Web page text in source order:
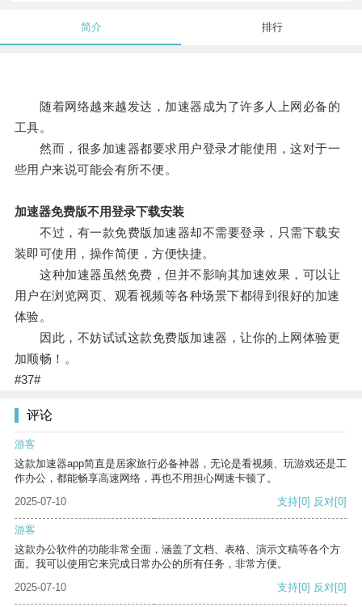
简介 排行
随着网络越来越发达，加速器成为了许多人上网必备的
工具。
然而，很多加速器都要求用户登录才能使用，这对于一
些用户来说可能会有所不便。
加速器免费版不用登录下载安装
不过，有一款免费版加速器却不需要登录，只需下载安
装即可使用，操作简便，方便快捷。
这种加速器虽然免费，但并不影响其加速效果，可以让
用户在浏览网页、观看视频等各种场景下都得到很好的加速
体验。
因此，不妨试试这款免费版加速器，让你的上网体验更
加顺畅！。
#37#
评论
游客
这款加速器app简直是居家旅行必备神器，无论是看视频、玩游戏还是工
作办公，都能畅享高速网络，再也不用担心网速卡顿了。
2025-07-10
支持[0] 反对[0]
游客
这款办公软件的功能非常全面，涵盖了文档、表格、演示文稿等各个方
面。我可以使用它来完成日常办公的所有任务，非常方便。
2025-07-10
支持[0] 反对[0]